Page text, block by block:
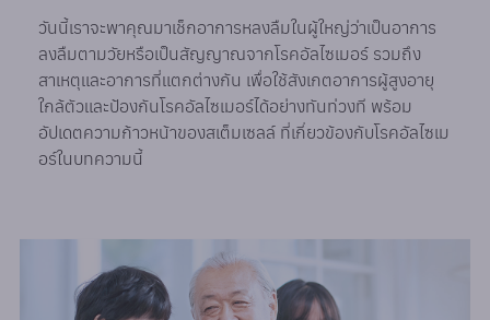
วันนี้เราจะพาคุณมาเช็กอาการหลงลืมในผู้ใหญ่ว่าเป็นอาการ
ลงลืมตามวัยหรือเป็นสัญญาณจากโรคอัลไซเมอร์ รวมถึง
สาเหตุและอาการที่แตกต่างกัน เพื่อใช้สังเกตอาการผู้สูงอายุ
ใกล้ตัวและป้องกันโรคอัลไซเมอร์ได้อย่างทันท่วงที พร้อม
อัปเดตความก้าวหน้าของสเต็มเซลล์ ที่เกี่ยวข้องกับโรคอัลไซเม
อร์ในบทความนี้